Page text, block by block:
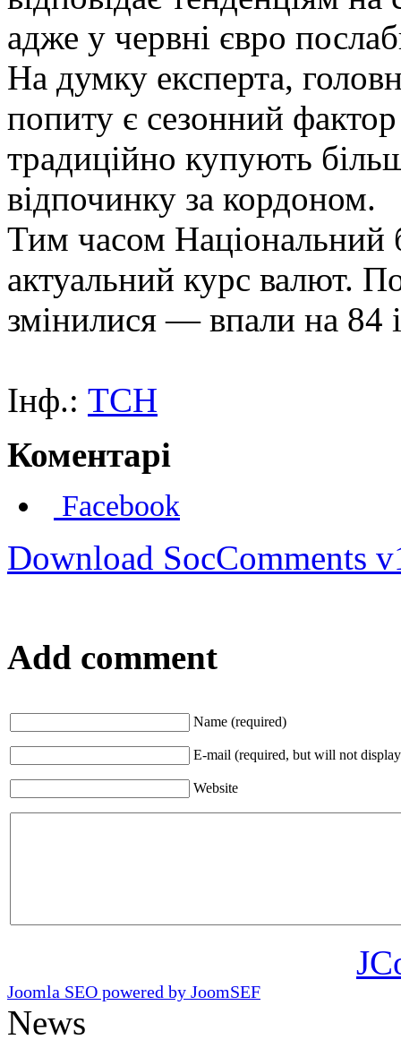
адже у червні євро
На думку експерта,
попиту є сезонний
традиційно купують
відпочинку за кордоном.
Тим часом Національний
актуальний курс валют.
змінилися — впали на 84
Інф.: ТСН
Коментарі
Facebook
Download SocComments
Add comment
Name (required)
E-mail (required, but will not
Website
Joomla SEO powered by JoomSEF
News